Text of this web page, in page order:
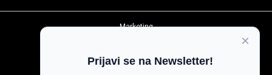
Marketing
Impressum
×
Prijavi se na Newsletter!